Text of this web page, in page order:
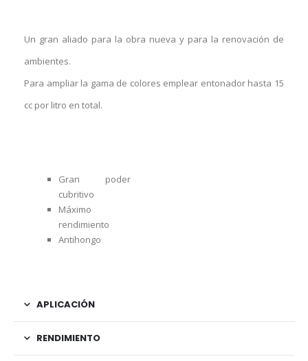
Un gran aliado para la obra nueva y para la renovación de
ambientes.
Para ampliar la gama de colores emplear entonador hasta 15
cc por litro en total.
Gran poder
cubritivo
Máximo
rendimiento
Antihongo
APLICACIÓN
RENDIMIENTO